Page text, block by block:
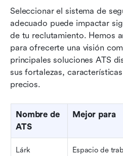
Seleccionar el sistema de
adecuado puede impactar
de tu reclutamiento. Hemos
para ofrecerte una visión
principales soluciones ATS
sus fortalezas,
precios.
Nombre de
ATS
Mejor para
Lárk
Espacio de